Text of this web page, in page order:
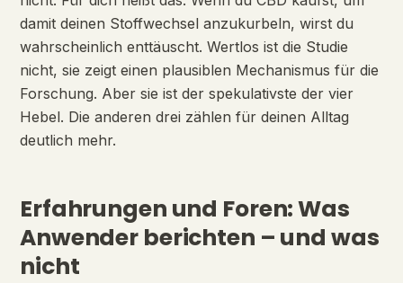
damit deinen Stoffwechsel anzukurbeln, wirst du
wahrscheinlich enttäuscht. Wertlos ist die Studie
nicht, sie zeigt einen plausiblen Mechanismus für die
Forschung. Aber sie ist der spekulativste der vier
Hebel. Die anderen drei zählen für deinen Alltag
deutlich mehr.
Erfahrungen und Foren: Was
Anwender berichten – und was
nicht